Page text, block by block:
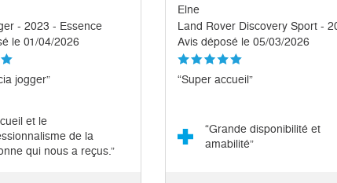
- 2023 - Essence
le 01/04/2026
jogger”
et le
de la
qui nous a reçus.”
Elne
Avis déposé le 05/03/2026
“Super accueil”
“Grande disponibilité et
amabilité”